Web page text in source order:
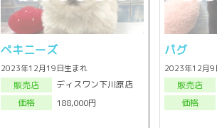
ペキニーズ
2023年12月19日生まれ
販売店
ディスワン下川原店
価格
188,000円
パグ
2023年12月9
販売店
価格